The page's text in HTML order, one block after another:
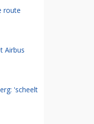
route
Airbus
'scheelt